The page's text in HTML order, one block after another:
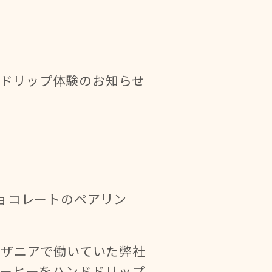
リップ体験のお知らせ
コレートのペアリン
ニアで働いていた弊社